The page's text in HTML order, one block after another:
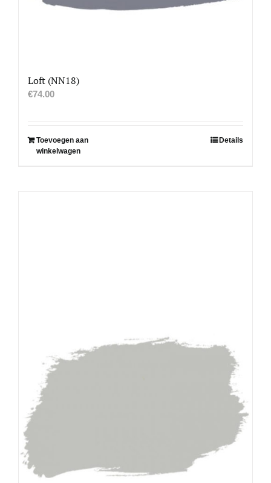
Loft (NN18)
€74.00
Toevoegen aan
winkelwagen
Details